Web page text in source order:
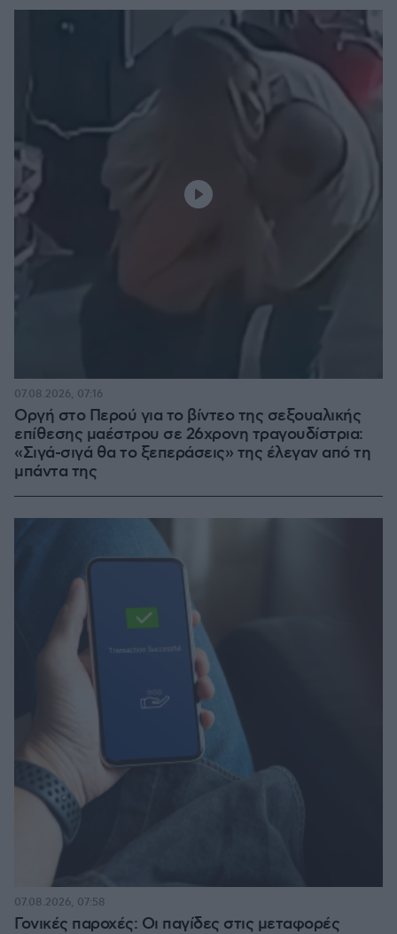
Οργή στο Περού για το βίντεο της σεξουαλικής
επίθεσης μαέστρου σε 26χρονη τραγουδίστρια:
«Σιγά-σιγά θα το ξεπεράσεις» της έλεγαν από τη
μπάντα της
07.08.2026, 07:16
Γονικές παροχές: Οι παγίδες στις μεταφορές
07.08.2026, 07:58